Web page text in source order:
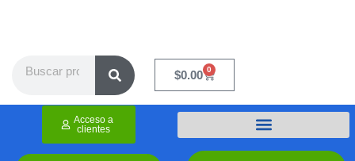
$0.00 0
Cart
Acceso a
clientes